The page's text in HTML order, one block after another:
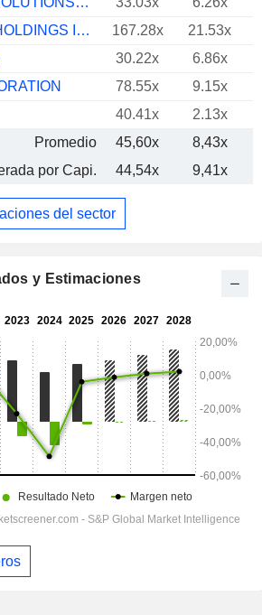
LUMENTUM HOLDINGS INC.
167.28x 21.53x
30.22x 6.86x
78.55x 9.15x
40.41x 2.13x
Promedio
45,60x 8,43x
por Capi.
44,54x 9,41x
del sector
y Estimaciones